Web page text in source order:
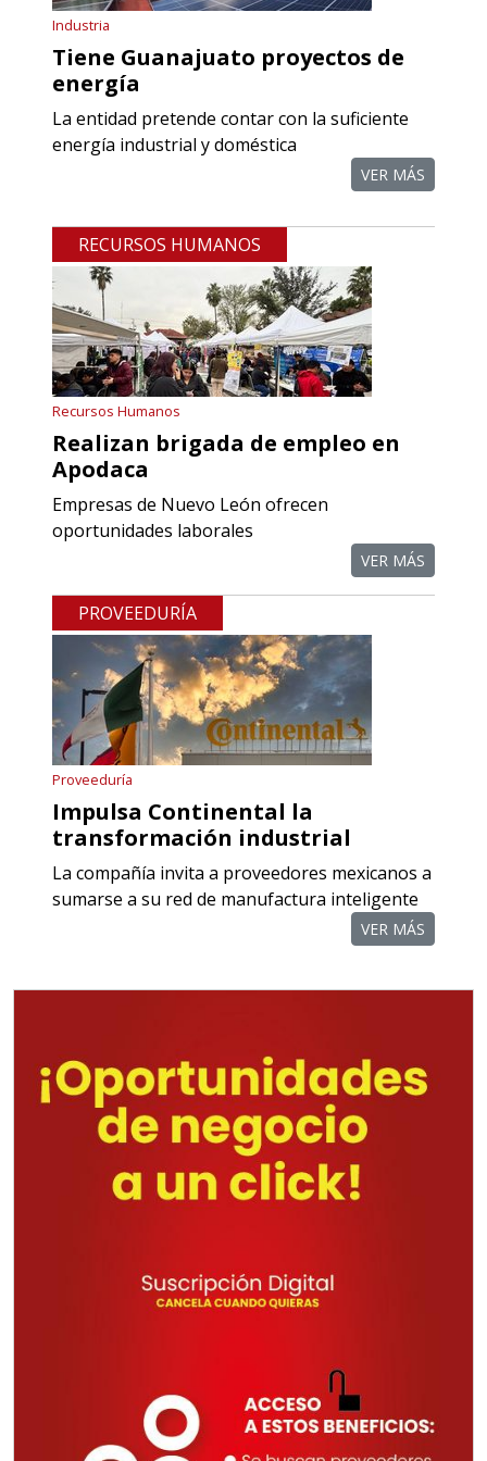
Aplicar al Requerimiento
Empresa en Querétaro
Requiere:
REFACCIONES PARA
Especificaciones:
Requisitos: Otorgar condiciones de
crédito acordes a las políticas del
grupo, contar con instalaciones
cercanas a la región y otorgar
referencias comerciales.
Aplicar al Requerimiento
Empresa en Querétaro
COMPONENTES PARA
RECTIFICADORAS
Especificaciones:
Requisitos: Otorgar condiciones de
crédito acordes a las políticas del
grupo, contar con instalaciones
cercanas a la región y otorgar
referencias comerciales.
Aplicar al Requerimiento
Especificaciones:
Requisitos: Otorgar condiciones de
crédito acordes a las políticas del
grupo, contar con instalaciones
cercanas a la región y otorgar
referencias comerciales.
CONSULTORÍAS DE
RECURSOS HUMANOS
Industria
Tiene Guanajuato proyectos de
energía
La entidad pretende contar con la suficiente
energía industrial y doméstica
VER MÁS
RECURSOS HUMANOS
Recursos Humanos
Realizan brigada de empleo en
Apodaca
Empresas de Nuevo León ofrecen
oportunidades laborales
VER MÁS
PROVEEDURÍA
Proveeduría
Impulsa Continental la
transformación industrial
La compañía invita a proveedores mexicanos a
sumarse a su red de manufactura inteligente
VER MÁS